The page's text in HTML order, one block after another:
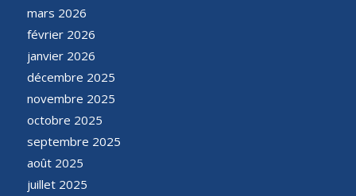
mars 2026
février 2026
janvier 2026
décembre 2025
novembre 2025
octobre 2025
septembre 2025
août 2025
juillet 2025